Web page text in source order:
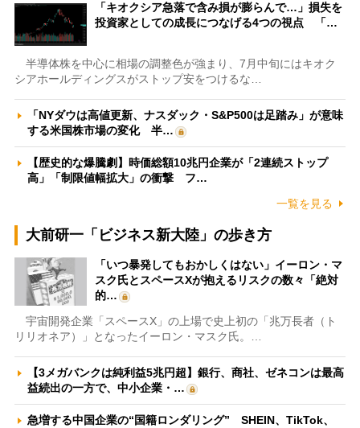
「キオクシア急落で含み損が膨らんで…」損失を
投資家としての成長につなげる4つの視点 「…
半導体株を中心に相場の調整色が強まり、7月中旬にはキオク
シアホールディングスがストップ安をつけるな…
「NYダウは高値更新、ナスダック・S&P500は足踏み」が意味
する米国株市場の変化 半…
【歴史的な爆騰劇】時価総額10兆円企業が「2連続ストップ
高」「制限値幅拡大」の衝撃 フ…
一覧を見る
大前研一「ビジネス新大陸」の歩き方
「いつ暴発してもおかしくはない」イーロン・マ
スク氏とスペースXが抱えるリスクの数々「絶対
的…
宇宙開発企業「スペースX」の上場で史上初の「兆万長者（ト
リリオネア）」となったイーロン・マスク氏。…
【3メガバンクは純利益5兆円超】銀行、商社、ゼネコンは最高
益続出の一方で、中小企業・…
急増する中国企業の“国籍ロンダリング” SHEIN、TikTok、